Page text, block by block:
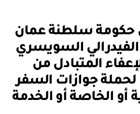
حكومة سلطنة عمان
السويسري
المتبادل من
لحملة جوازات السفر
أو الخاصة أو الخدمة
بو
س